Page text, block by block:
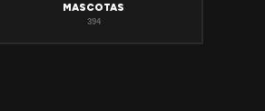
MASCOTAS
394